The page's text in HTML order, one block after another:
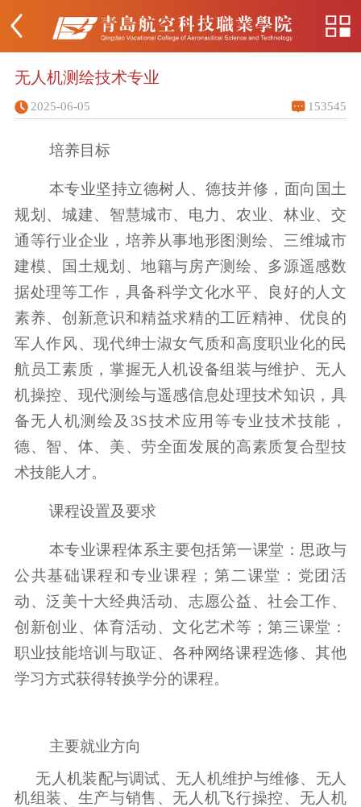
无人机测绘技术专业
2025-06-05 153545
培养目标
本专业坚持立德树人、德技并修，面向国土
规划、城建、智慧城市、电力、农业、林业、交
通等行业企业，培养从事地形图测绘、三维城市
建模、国土规划、地籍与房产测绘、多源遥感数
据处理等工作，具备科学文化水平、良好的人文
素养、创新意识和精益求精的工匠精神、优良的
军人作风、现代绅士淑女气质和高度职业化的民
航员工素质，掌握无人机设备组装与维护、无人
机操控、现代测绘与遥感信息处理技术知识，具
备无人机测绘及3S技术应用等专业技术技能，
德、智、体、美、劳全面发展的高素质复合型技
术技能人才。
课程设置及要求
本专业课程体系主要包括第一课堂：思政与
公共基础课程和专业课程；第二课堂：党团活
动、泛美十大经典活动、志愿公益、社会工作、
创新创业、体育活动、文化艺术等；第三课堂：
职业技能培训与取证、各种网络课程选修、其他
学习方式获得转换学分的课程。
主要就业方向
无人机装配与调试、无人机维护与维修、无人
机组装、生产与销售、无人机飞行操控、无人机